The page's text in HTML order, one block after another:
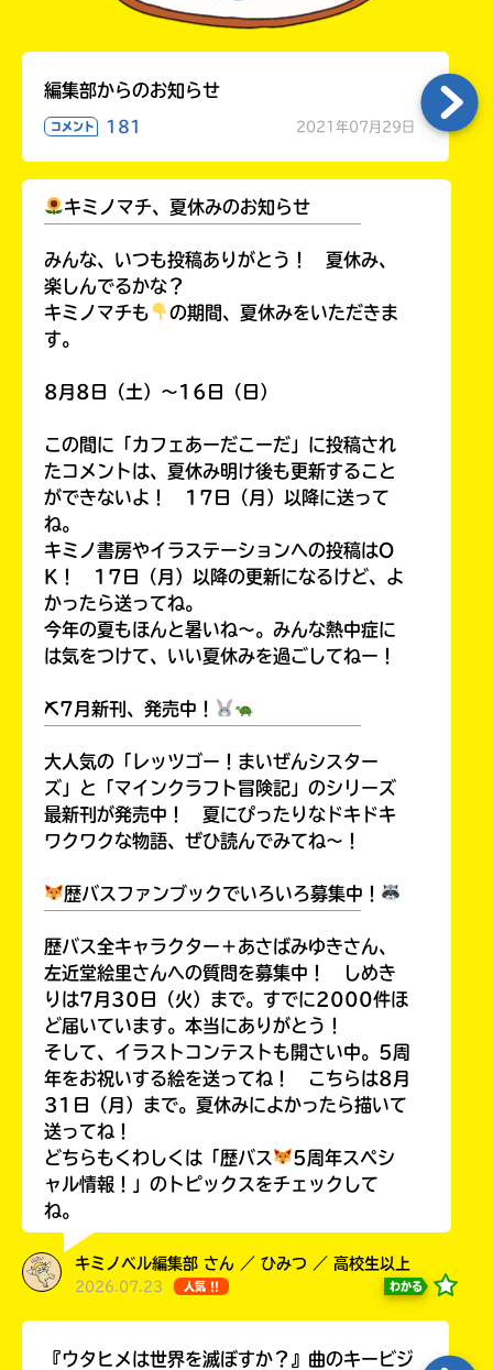
編集部からのお知らせ
コメント 181 2021年07月29日
キミノマチ、夏休みのお知らせ
みんな、いつも投稿ありがとう！ 夏休み、
楽しんでるかな？
キミノマチも
の期間、夏休みをいただきま
す。
8月8日（土）～16日（日）
この間に「カフェあーだこーだ」に投稿され
たコメントは、夏休み明け後も更新すること
ができないよ！ 17日（月）以降に送って
ね。
キミノ書房やイラステーションへの投稿はO
K！ 17日（月）以降の更新になるけど、よ
かったら送ってね。
今年の夏もほんと暑いね～。みんな熱中症に
は気をつけて、いい夏休みを過ごしてねー！
⛏7月新刊、発売中！
大人気の「レッツゴー！まいぜんシスター
ズ」と「マインクラフト冒険記」のシリーズ
最新刊が発売中！ 夏にぴったりなドキドキ
ワクワクな物語、ぜひ読んでみてね～！
歴バスファンブックでいろいろ募集中！
歴バス全キャラクター＋あさばみゆきさん、
左近堂絵里さんへの質問を募集中！ しめき
りは7月30日（火）まで。すでに2000件ほ
ど届いています。本当にありがとう！
そして、イラストコンテストも開さい中。5周
年をお祝いする絵を送ってね！ こちらは8月
31日（月）まで。夏休みによかったら描いて
送ってね！
どちらもくわしくは「歴バス
5周年スペシ
ャル情報！」のトピックスをチェックして
ね。
キミノベル編集部 さん ／ ひみつ ／ 高校生以上
2026.07.23 人気 !! わかる
『ウタヒメは世界を滅ぼすか？』曲のキービジ